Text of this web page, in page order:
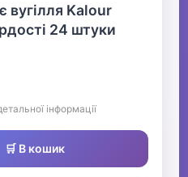
вугілля Kalour
24 штуки
інформації
🛒 В кошик